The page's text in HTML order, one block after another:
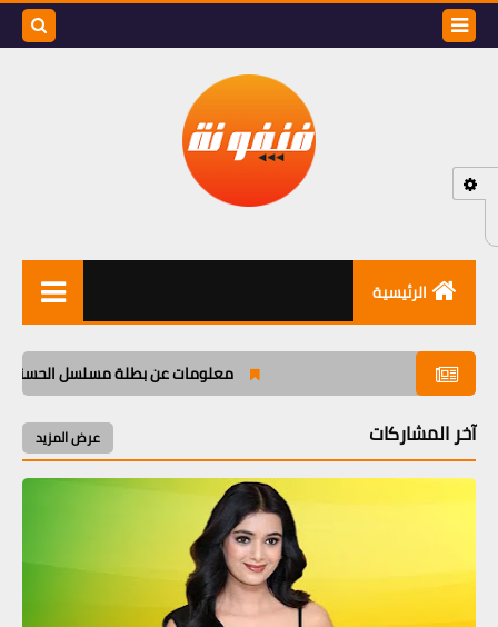
الرئيسية
مسلسل ليل
معلومات عن بطلة مسلسل الحسناء و
آخر المشاركات عرض المزيد